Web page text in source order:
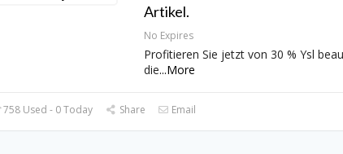
Artikel.
No Expires
Profitieren Sie jetzt von 30 % Ysl
die...More
758 Used - 0 Today Share Email